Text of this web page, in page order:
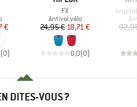
€
(0)
Article
FX
Product group
Antivol vélo
Prix
24,95 €Prix réduit
18,71 €
0,0(0)
Article
DITES-VOUS ?